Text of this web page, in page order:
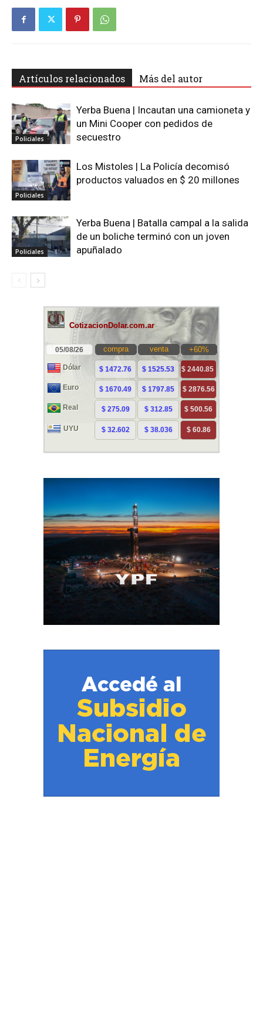
Artículos relacionados Más del autor
Policiales
Yerba Buena | Incautan una camioneta y
un Mini Cooper con pedidos de
secuestro
Policiales
Los Mistoles | La Policía decomisó
productos valuados en $ 20 millones
Policiales
Yerba Buena | Batalla campal a la salida
de un boliche terminó con un joven
apuñalado